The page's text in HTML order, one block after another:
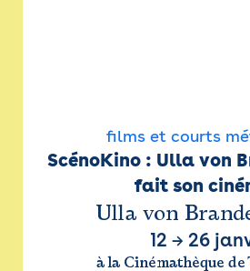
films et courts
ScénoKino : Ulla von
fait son
Ulla von
12 → 26
à la Cinémathèque de